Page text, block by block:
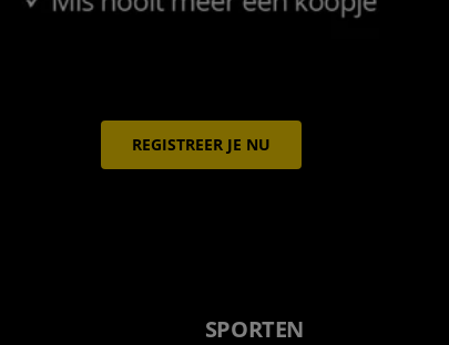
REGISTREER JE NU
SPORTEN